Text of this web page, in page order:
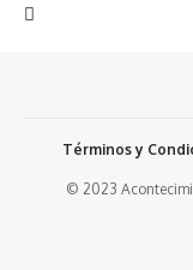
© 2023
Términos y